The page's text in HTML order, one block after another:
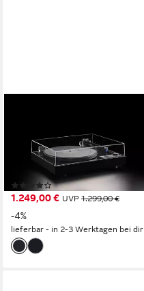
(Direktantrieb, intergrierter
Phono-Vorverstärker, Manuell,
Ortofom OM Blue)
(2)
1.249,00 € UVP 1.299,00 €
-4%
lieferbar - in 2-3 Werktagen bei dir